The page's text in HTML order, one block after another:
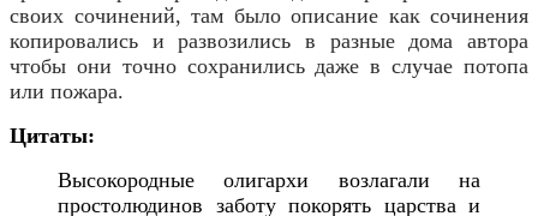
своих сочинений, там было описание как сочинения
копировались и развозились в разные дома автора
чтобы они точно сохранились даже в случае потопа
или пожара.
Цитаты:
Высокородные олигархи возлагали на
простолюдинов заботу покорять царства и